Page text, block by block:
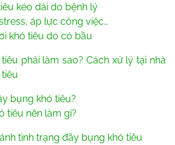
kéo dài do bệnh lý
áp lực công việc…
khó tiêu do có bầu
phải làm sao? Cách xử lý tại nhà
bụng khó tiêu?
tiêu nên làm gì?
tình trạng đầy bụng khó tiêu